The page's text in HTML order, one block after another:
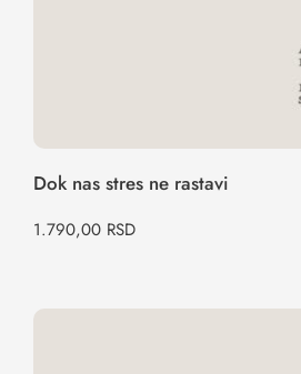
Dok nas stres ne rastavi
1.790,00 RSD